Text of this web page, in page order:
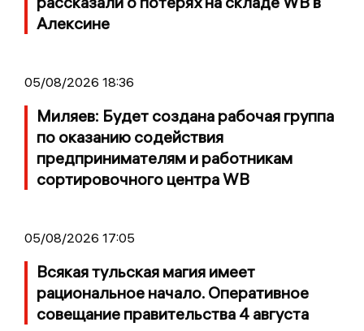
Алексине
05/08/2026 18:36
Миляев: Будет создана рабочая группа
по оказанию содействия
предпринимателям и работникам
сортировочного центра WB
05/08/2026 17:05
Всякая тульская магия имеет
рациональное начало. Оперативное
совещание правительства 4 августа